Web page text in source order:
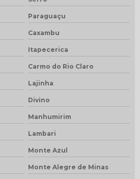
Paraguaçu
Caxambu
Itapecerica
Carmo do Rio Claro
Lajinha
Divino
Manhumirim
Lambari
Monte Azul
Monte Alegre de Minas